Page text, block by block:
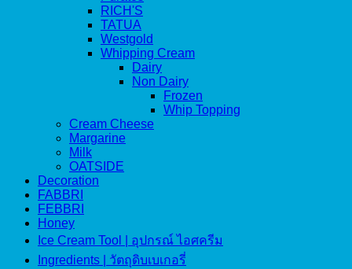
RICH'S
TATUA
Westgold
Whipping Cream
Dairy
Non Dairy
Frozen
Whip Topping
Cream Cheese
Margarine
Milk
OATSIDE
Decoration
FABBRI
FEBBRI
Honey
Ice Cream Tool | อุปกรณ์ ไอศครีม
Ingredients | วัตถุดิบเบเกอรี่